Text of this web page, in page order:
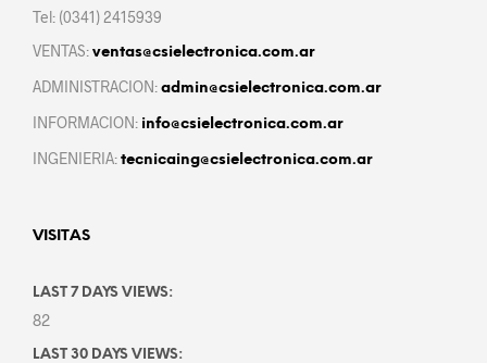
Tel: (0341) 2415939
VENTAS: ventas@csielectronica.com.ar
ADMINISTRACION: admin@csielectronica.com.ar
INFORMACION: info@csielectronica.com.ar
INGENIERIA: tecnicaing@csielectronica.com.ar
VISITAS
LAST 7 DAYS VIEWS:
82
LAST 30 DAYS VIEWS: